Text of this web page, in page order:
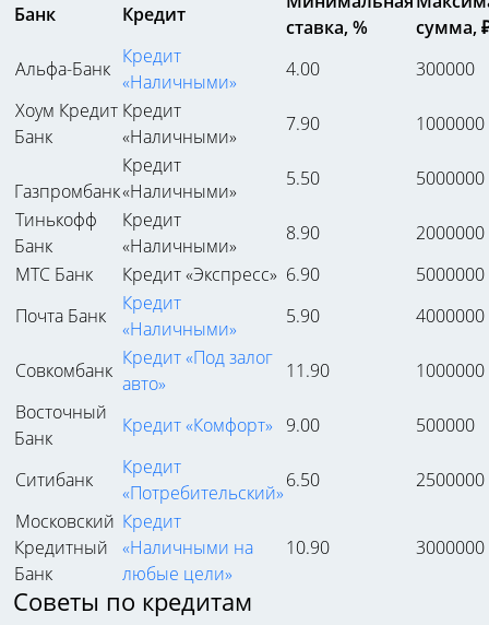
Банк Кредит
ставка, %
сумма,
Альфа-Банк
Кредит
«Наличными»
4.00
300000
Хоум Кредит
Банк
Кредит
«Наличными»
7.90 1000000
Газпромбанк
Кредит
«Наличными»
5.50
5000000
Тинькофф
Банк
Кредит
«Наличными»
8.90
2000000
МТС Банк
Кредит «Экспресс» 6.90
5000000
Почта Банк
Кредит
«Наличными»
5.90 4000000
Совкомбанк
Кредит «Под залог
авто»
11.90
1000000
Восточный
Банк
Кредит «Комфорт» 9.00 500000
Ситибанк
Кредит
«Потребительский»
6.50
2500000
Московский
Кредитный
Банк
Кредит
«Наличными на
любые цели»
10.90 3000000
Советы по кредитам